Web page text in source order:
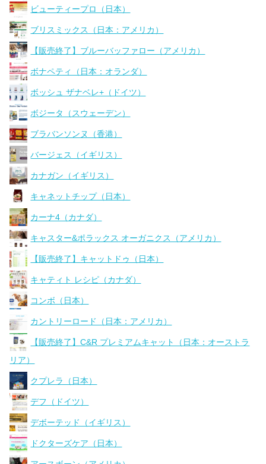
ビューティープロ（日本）
ブリスミックス（日本：アメリカ）
【販売終了】ブルーバッファロー（アメリカ）
ボナペティ（日本：オランダ）
ボッシュ ザナベレ+（ドイツ）
ボジータ（スウェーデン）
ブラバンソンヌ（香港）
バージェス（イギリス）
カナガン（イギリス）
キャネットチップ（日本）
カーナ4（カナダ）
キャスター&ポラックス オーガニクス（アメリカ）
【販売終了】キャットドゥ（日本）
キャティト レシピ（カナダ）
コンボ（日本）
カントリーロード（日本：アメリカ）
【販売終了】C&R プレミアムキャット（日本：オーストラ
リア）
クプレラ（日本）
デフ（ドイツ）
デボーテッド（イギリス）
ドクターズケア（日本）